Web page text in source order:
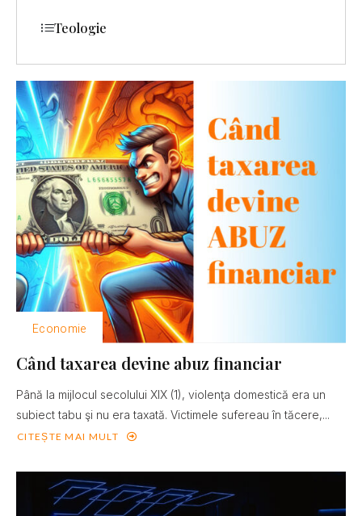
Economie
Când taxarea devine abuz financiar
Până la mijlocul secolului XIX (1), violenţa domestică era un
subiect tabu şi nu era taxată. Victimele sufereau în tăcere,...
CITEȘTE MAI MULT
Teologie